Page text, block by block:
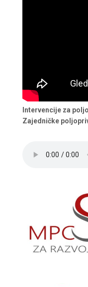
Intervencije za
Zajedničke